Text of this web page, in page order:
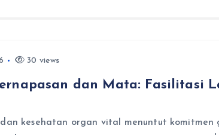
30 views
dan Mata: Fasilitasi
kesehatan organ vital menuntut